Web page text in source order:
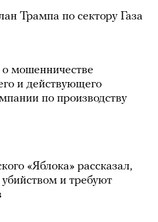
Трампа по сектору Газа
мошенничестве
и действующего
по производству
«Яблока» рассказал,
и требуют